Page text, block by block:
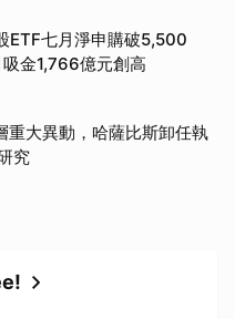
ETF七月淨申購破5,500
金1,766億元創高
重大異動，哈薩比斯卸任執
究